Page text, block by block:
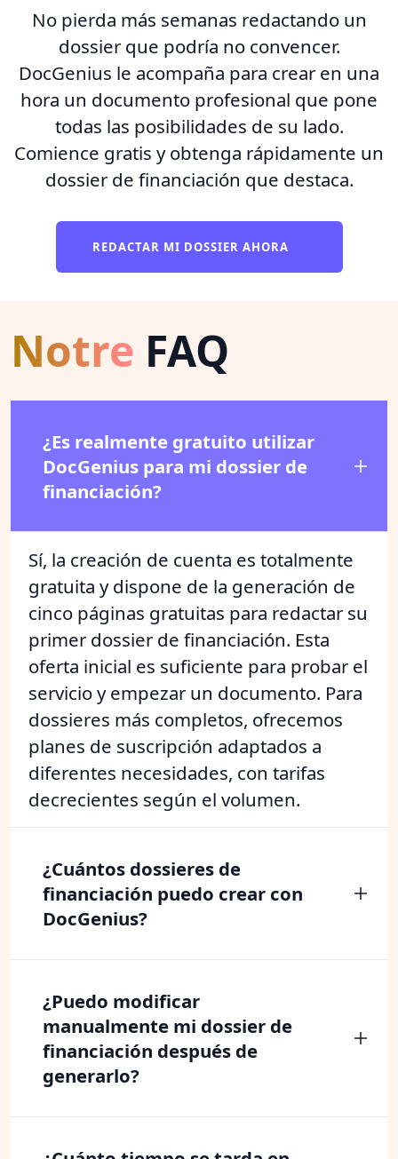
No pierda más semanas redactando un
dossier que podría no convencer.
DocGenius le acompaña para crear en una
hora un documento profesional que pone
todas las posibilidades de su lado.
Comience gratis y obtenga rápidamente un
dossier de financiación que destaca.
REDACTAR MI DOSSIER AHORA
Notre FAQ
¿Es realmente gratuito utilizar
DocGenius para mi dossier de
financiación?
Sí, la creación de cuenta es totalmente
gratuita y dispone de la generación de
cinco páginas gratuitas para redactar su
primer dossier de financiación. Esta
oferta inicial es suficiente para probar el
servicio y empezar un documento. Para
dossieres más completos, ofrecemos
planes de suscripción adaptados a
diferentes necesidades, con tarifas
decrecientes según el volumen.
¿Cuántos dossieres de
financiación puedo crear con
DocGenius?
¿Puedo modificar
manualmente mi dossier de
financiación después de
generarlo?